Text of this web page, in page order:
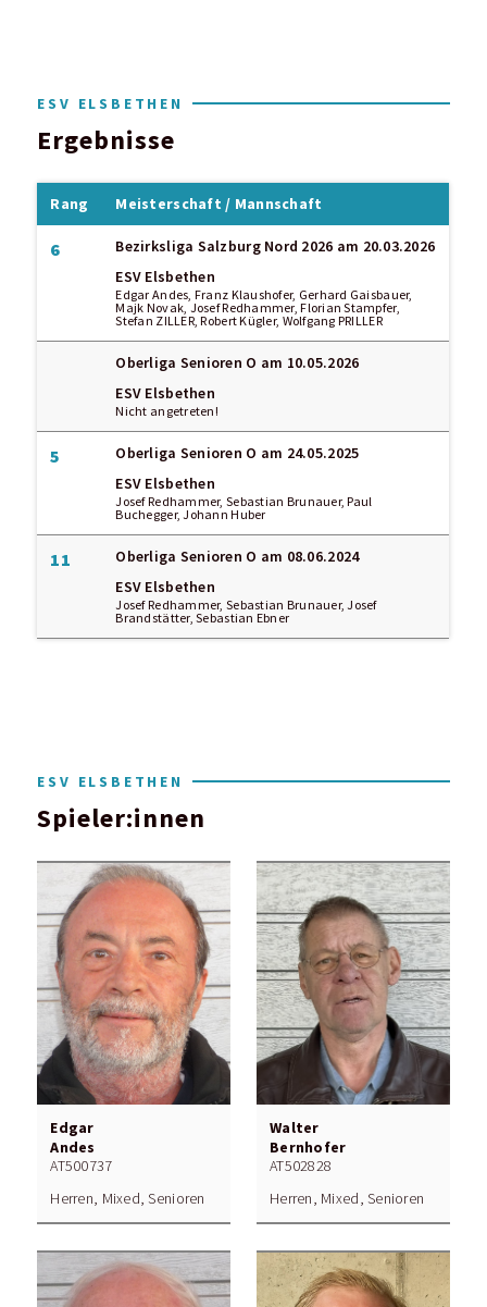
ESV ELSBETHEN
Ergebnisse
Rang Meisterschaft / Mannschaft
6 Bezirksliga Salzburg Nord 2026 am 20.03.2026
ESV Elsbethen
Edgar Andes, Franz Klaushofer, Gerhard Gaisbauer,
Majk Novak, Josef Redhammer, Florian Stampfer,
Stefan ZILLER, Robert Kügler, Wolfgang PRILLER
Oberliga Senioren O am 10.05.2026
ESV Elsbethen
Nicht angetreten!
5 Oberliga Senioren O am 24.05.2025
ESV Elsbethen
Josef Redhammer, Sebastian Brunauer, Paul
Buchegger, Johann Huber
11 Oberliga Senioren O am 08.06.2024
ESV Elsbethen
Josef Redhammer, Sebastian Brunauer, Josef
Brandstätter, Sebastian Ebner
ESV ELSBETHEN
Spieler:innen
Edgar
Andes
AT500737
Herren, Mixed, Senioren
Walter
Bernhofer
AT502828
Herren, Mixed, Senioren